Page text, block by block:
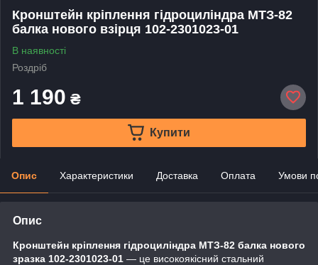
Кронштейн кріплення гідроциліндра МТЗ-82
балка нового взірця 102-2301023-01
В наявності
Роздріб
1 190 ₴
Купити
Опис Характеристики Доставка Оплата Умови
Опис
Кронштейн кріплення гідроциліндра МТЗ-82 балка нового
зразка 102-2301023-01 — це високоякісний стальний